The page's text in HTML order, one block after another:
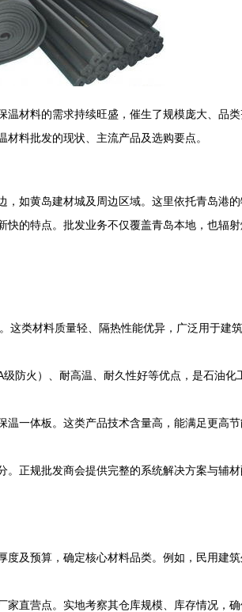
材料的需求持续旺盛，催生了规模庞大、品
料批发的现状、主流产品及选购要点。
如黄岛建材城及周边区域。这里依托青岛港
的特点。批发业务不仅覆盖青岛本地，也辐射
类材料质量轻、隔热性能优异，广泛用于建
防火）、耐高温、耐久性好等优点，是石油化
一体板。这类产品技术含量高，能满足更高
正规批发商会提供完整的系统解决方案与辅材
及预算，确定核心材料品类。例如，民用建
直营点。实地考察其仓库规模、库存情况，